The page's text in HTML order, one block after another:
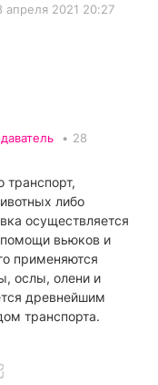
апреля 2021 20:27
• 28
транспорт,
либо
осуществляется
помощи вьюков и
применяются
ослы, олени и
древнейшим
транспорта.